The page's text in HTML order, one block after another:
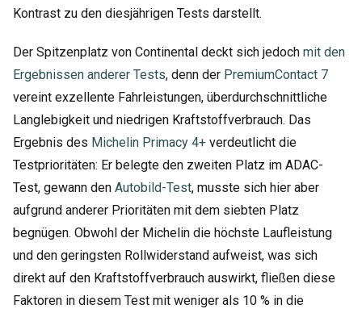
Kontrast zu den diesjährigen Tests darstellt.
Der Spitzenplatz von Continental deckt sich jedoch mit den
Ergebnissen anderer Tests, denn der PremiumContact 7
vereint exzellente Fahrleistungen, überdurchschnittliche
Langlebigkeit und niedrigen Kraftstoffverbrauch. Das
Ergebnis des Michelin Primacy 4+ verdeutlicht die
Testprioritäten: Er belegte den zweiten Platz im ADAC-
Test, gewann den Autobild-Test, musste sich hier aber
aufgrund anderer Prioritäten mit dem siebten Platz
begnügen. Obwohl der Michelin die höchste Laufleistung
und den geringsten Rollwiderstand aufweist, was sich
direkt auf den Kraftstoffverbrauch auswirkt, fließen diese
Faktoren in diesem Test mit weniger als 10 % in die